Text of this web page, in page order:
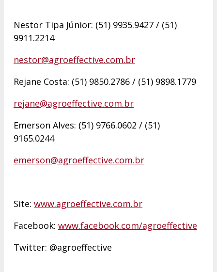
Nestor Tipa Júnior: (51) 9935.9427 / (51)
9911.2214
nestor@agroeffective.com.br
Rejane Costa: (51) 9850.2786 / (51) 9898.1779
rejane@agroeffective.com.br
Emerson Alves: (51) 9766.0602 / (51)
9165.0244
emerson@agroeffective.com.br
Site: www.agroeffective.com.br
Facebook: www.facebook.com/agroeffective
Twitter: @agroeffective